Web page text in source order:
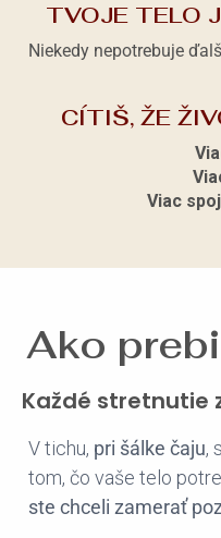
TVOJE TELO
Niekedy nepotrebuje
CÍTIŠ, ŽE
Viac
Ako
Každé stretnutie
V tichu, pri šálke čaju,
tom, čo vaše telo
ste chceli zamerať